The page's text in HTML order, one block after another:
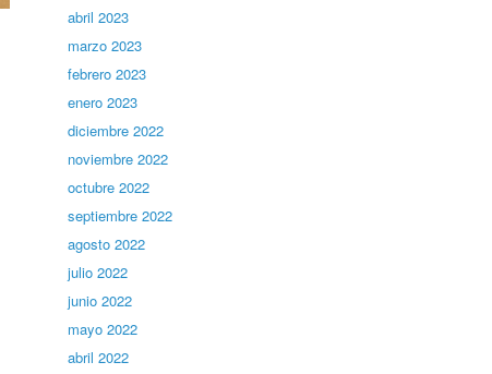
abril 2023
marzo 2023
febrero 2023
enero 2023
diciembre 2022
noviembre 2022
octubre 2022
septiembre 2022
agosto 2022
julio 2022
junio 2022
mayo 2022
abril 2022